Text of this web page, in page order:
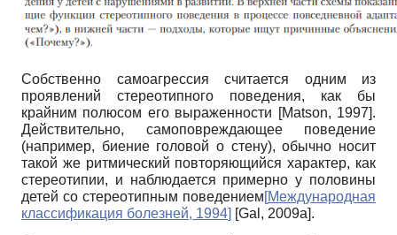
Собственно самоагрессия считается одним из
проявлений стереотипного поведения, как бы
крайним полюсом его выраженности [Matson, 1997].
Действительно, самоповреждающее поведение
(например, биение головой о стену), обычно носит
такой же ритмический повторяющийся характер, как
стереотипии, и наблюдается примерно у половины
детей со стереотипным поведением[Международная
классификация болезней, 1994] [Gal, 2009а].